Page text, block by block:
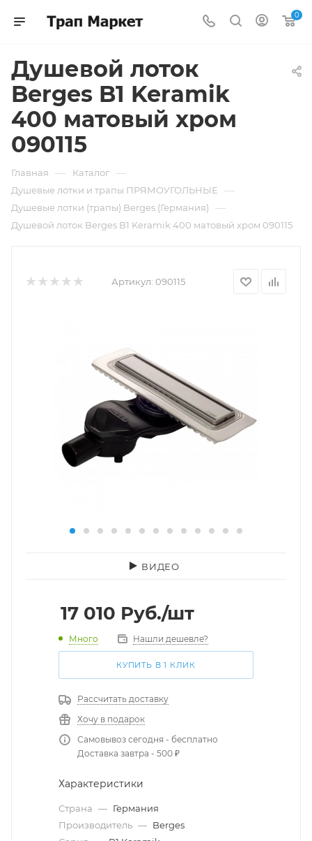
0
Душевой лоток
Berges B1 Keramik
400 матовый хром
090115
Главная — Каталог —
Душевые лотки и трапы ПРЯМОУГОЛЬНЫЕ —
Душевые лотки (трапы) Berges (Германия) —
Душевой лоток Berges B1 Keramik 400 матовый хром 090115
Артикул: 090115
ВИДЕО
17 010 Руб./шт
Много Нашли дешевле?
КУПИТЬ В 1 КЛИК
Рассчитать доставку
Хочу в подарок
Самовывоз сегодня - бесплатно
Доставка завтра - 500 ₽
Характеристики
Страна — Германия
Производитель — Berges